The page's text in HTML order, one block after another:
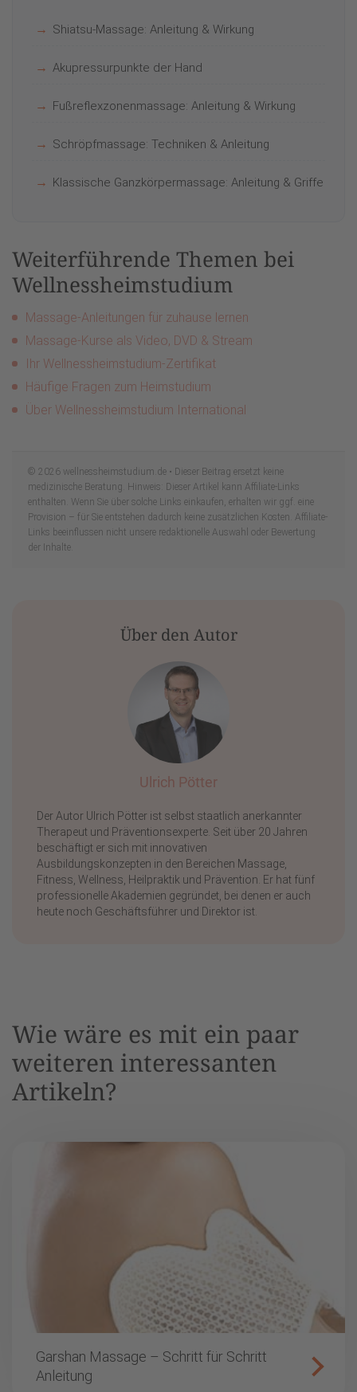
Shiatsu-Massage: Anleitung & Wirkung
Akupressurpunkte der Hand
Fußreflexzonenmassage: Anleitung & Wirkung
Schröpfmassage: Techniken & Anleitung
Klassische Ganzkörpermassage: Anleitung & Griffe
Weiterführende Themen bei
Wellnessheimstudium
Massage-Anleitungen für zuhause lernen
Massage-Kurse als Video, DVD & Stream
Ihr Wellnessheimstudium-Zertifikat
Häufige Fragen zum Heimstudium
Über Wellnessheimstudium International
© 2026 wellnessheimstudium.de • Dieser Beitrag ersetzt keine
medizinische Beratung. Hinweis: Dieser Artikel kann Affiliate-Links
enthalten. Wenn Sie über solche Links einkaufen, erhalten wir ggf. eine
Provision – für Sie entstehen dadurch keine zusätzlichen Kosten. Affiliate-
Links beeinflussen nicht unsere redaktionelle Auswahl oder Bewertung
der Inhalte.
Über den Autor
Ulrich Pötter
Der Autor Ulrich Pötter ist selbst staatlich anerkannter
Therapeut und Präventionsexperte. Seit über 20 Jahren
beschäftigt er sich mit innovativen
Ausbildungskonzepten in den Bereichen Massage,
Fitness, Wellness, Heilpraktik und Prävention. Er hat fünf
professionelle Akademien gegründet, bei denen er auch
heute noch Geschäftsführer und Direktor ist.
Wie wäre es mit ein paar
weiteren interessanten
Artikeln?
Garshan Massage – Schritt für Schritt
Anleitung